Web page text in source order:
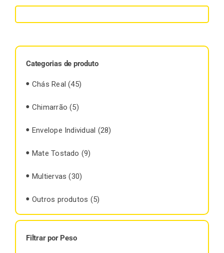
Categorias de produto
Chás Real (45)
Chimarrão (5)
Envelope Individual (28)
Mate Tostado (9)
Multiervas (30)
Outros produtos (5)
Filtrar por Peso